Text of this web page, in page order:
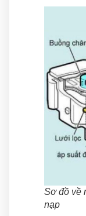
Sơ đồ về
nạp